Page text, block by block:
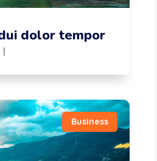
dolor tempor
|
Business